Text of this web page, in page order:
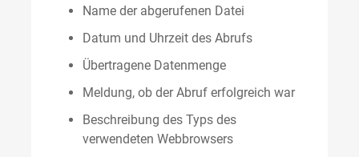
Name der abgerufenen Datei
Datum und Uhrzeit des Abrufs
Übertragene Datenmenge
Meldung, ob der Abruf erfolgreich war
Beschreibung des Typs des
verwendeten Webbrowsers